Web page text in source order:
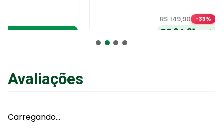
99 ,90em até
Adicionar ao Carrinho
Avaliações
Carregando…